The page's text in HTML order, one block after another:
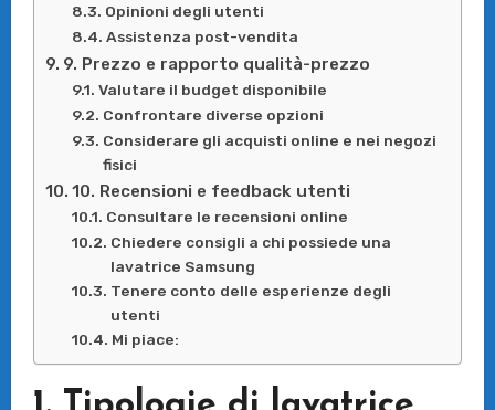
Opinioni degli utenti
Assistenza post-vendita
9. Prezzo e rapporto qualità-prezzo
Valutare il budget disponibile
Confrontare diverse opzioni
Considerare gli acquisti online e nei negozi
fisici
10. Recensioni e feedback utenti
Consultare le recensioni online
Chiedere consigli a chi possiede una
lavatrice Samsung
Tenere conto delle esperienze degli
utenti
Mi piace: